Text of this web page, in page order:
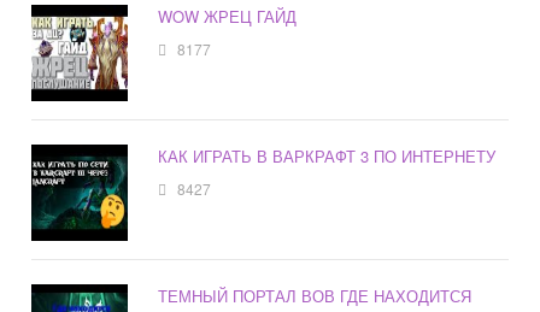
WOW ЖРЕЦ ГАЙД
8177
КАК ИГРАТЬ В ВАРКРАФТ 3 ПО ИНТЕРНЕТУ
8427
ТЕМНЫЙ ПОРТАЛ ВОВ ГДЕ НАХОДИТСЯ